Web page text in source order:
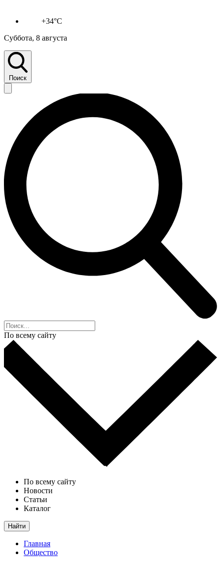
+34°C
Суббота, 8 августа
Поиск
По всему сайту
По всему сайту
Новости
Статьи
Каталог
Найти
Главная
Общество